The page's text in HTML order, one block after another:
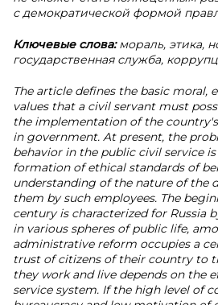
с демократической формой
Ключевые слова:мораль, этика,
государственная служба,
The article defines the basic moral,
values that a civil servant must
the implementation of the
in government. At present, the
behavior in the public civil service
formation of ethical standards of
understanding of the nature of the
them by such employees. The
century is characterized for Russia
in various spheres of public life,
administrative reform occupies a
trust of citizens of their country to
they work and live depends on the
service system. If the high level of